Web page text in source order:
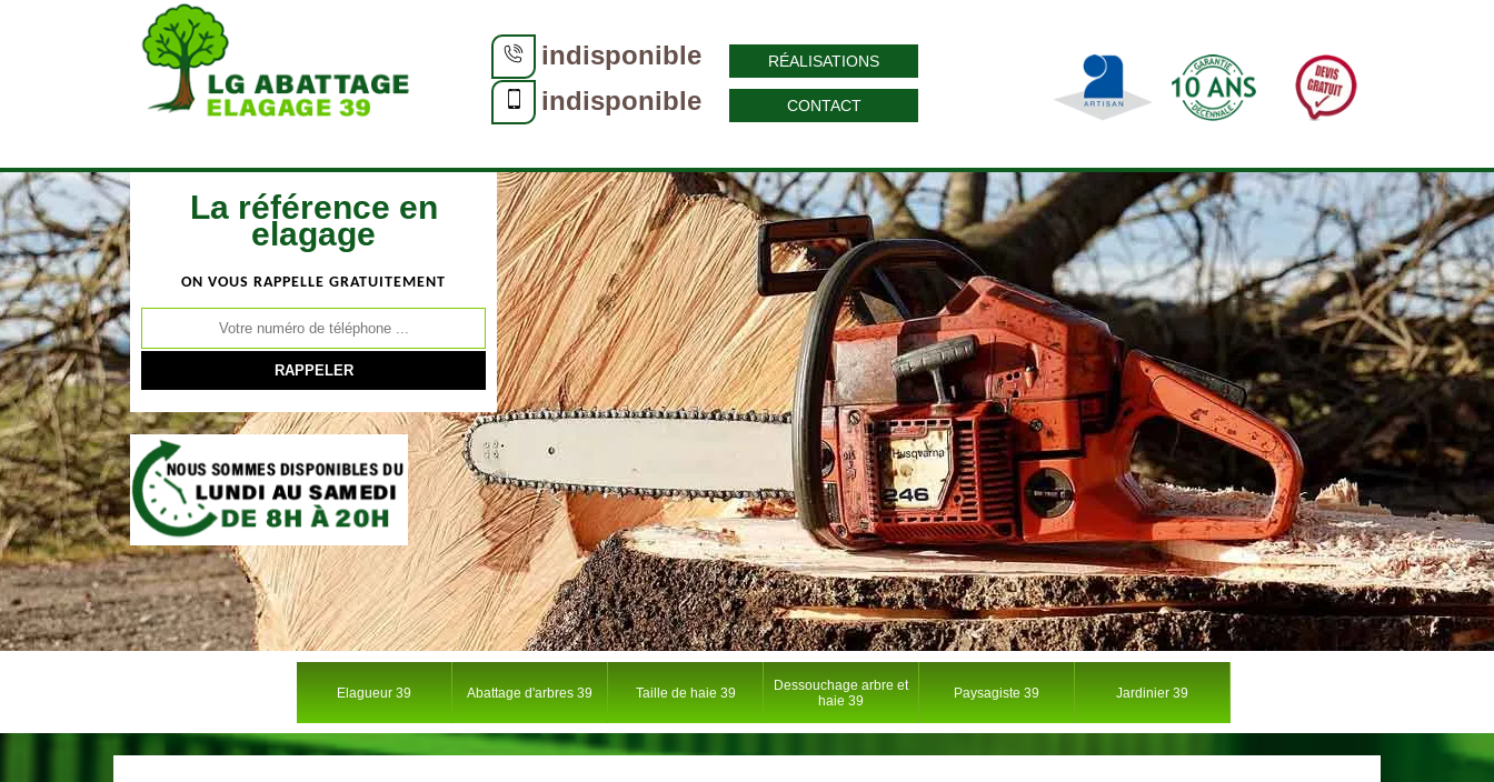
indisponible
indisponible
RÉALISATIONS
CONTACT
La référence en
elagage
ON VOUS RAPPELLE GRATUITEMENT
Elagueur 39 Abattage d'arbres 39 Taille de haie 39
Dessouchage arbre et
haie 39
Paysagiste 39 Jardinier 39